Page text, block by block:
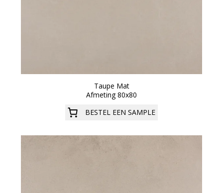
Taupe Mat
Afmeting 80x80
BESTEL EEN SAMPLE